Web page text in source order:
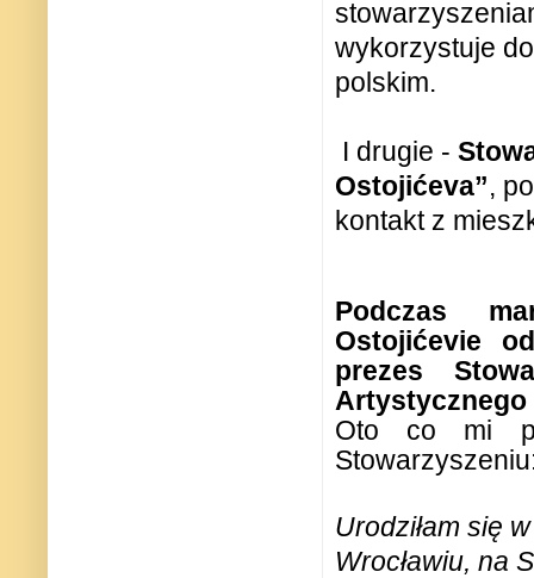
wykorzystuje
polskim.
I drugie -
Ostojićeva”,
kontakt z
Podczas
Ostojićevie
prezes
Artystycznego
Oto co mi
Urodziłam się
Wrocławiu, na